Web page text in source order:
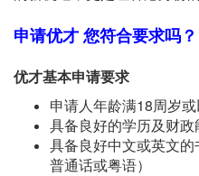
申请优才您符合要求吗？
优才基本申请要求
申请人年龄满18周岁
具备良好的学历及财政
具备良好中文或英文
普通话或粤语）